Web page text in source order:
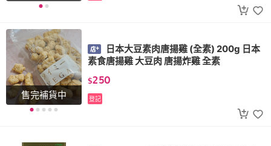
售完補貨中
日本大豆素肉唐揚雞 (全素) 200g 日本
素食唐揚雞 大豆肉 唐揚炸雞 全素
$250
登記